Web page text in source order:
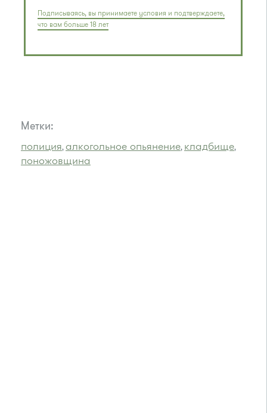
Подписываясь, вы принимаете условия и подтверждаете,
что вам больше 18 лет
Метки:
полиция,алкогольное опьянение, кладбище,
поножовщина